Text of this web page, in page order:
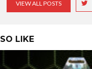
VIEW ALL POSTS
LIKE